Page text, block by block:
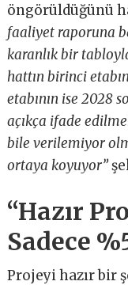
öngörüldüğünü
faaliyet raporuna
karanlık bir
hattın birinci
etabının ise 2028
açıkça ifade
bile verilemiyor
ortaya koyuyor”
“Hazır
Sadece
Projeyi hazır bir